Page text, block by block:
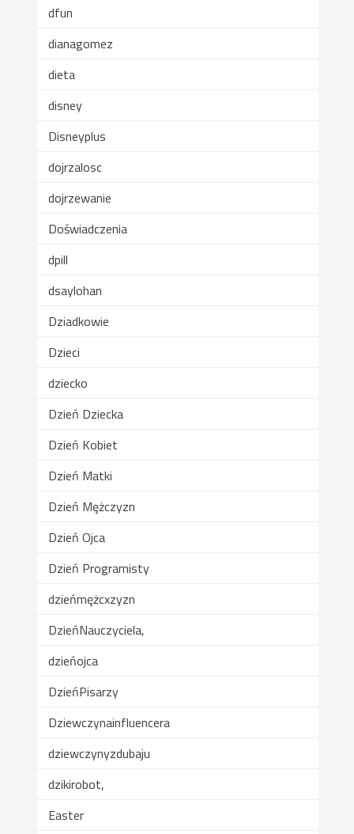
dfun
dianagomez
dieta
disney
Disneyplus
dojrzalosc
dojrzewanie
Doświadczenia
dpill
dsaylohan
Dziadkowie
Dzieci
dziecko
Dzień Dziecka
Dzień Kobiet
Dzień Matki
Dzień Mężczyzn
Dzień Ojca
Dzień Programisty
dzieńmężcxzyzn
DzieńNauczyciela,
dzieńojca
DzieńPisarzy
Dziewczynainfluencera
dziewczynyzdubaju
dzikirobot,
Easter